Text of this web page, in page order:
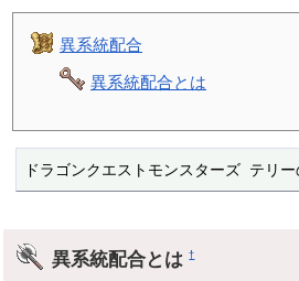
異系統配合
異系統配合とは
ドラゴンクエストモンスターズ テリ
異系統配合とは†